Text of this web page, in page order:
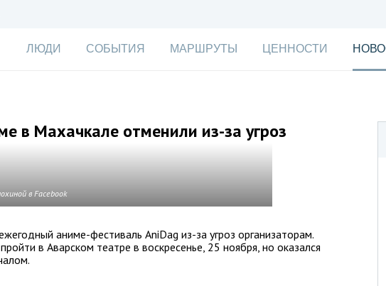
ЛЮДИ СОБЫТИЯ МАРШРУТЫ ЦЕННОСТИ
в Махачкале отменили из-за угроз
в Facebook
аниме-фестиваль AniDag из-за угроз организаторам.
в Аварском театре в воскресенье, 25 ноября, но оказался